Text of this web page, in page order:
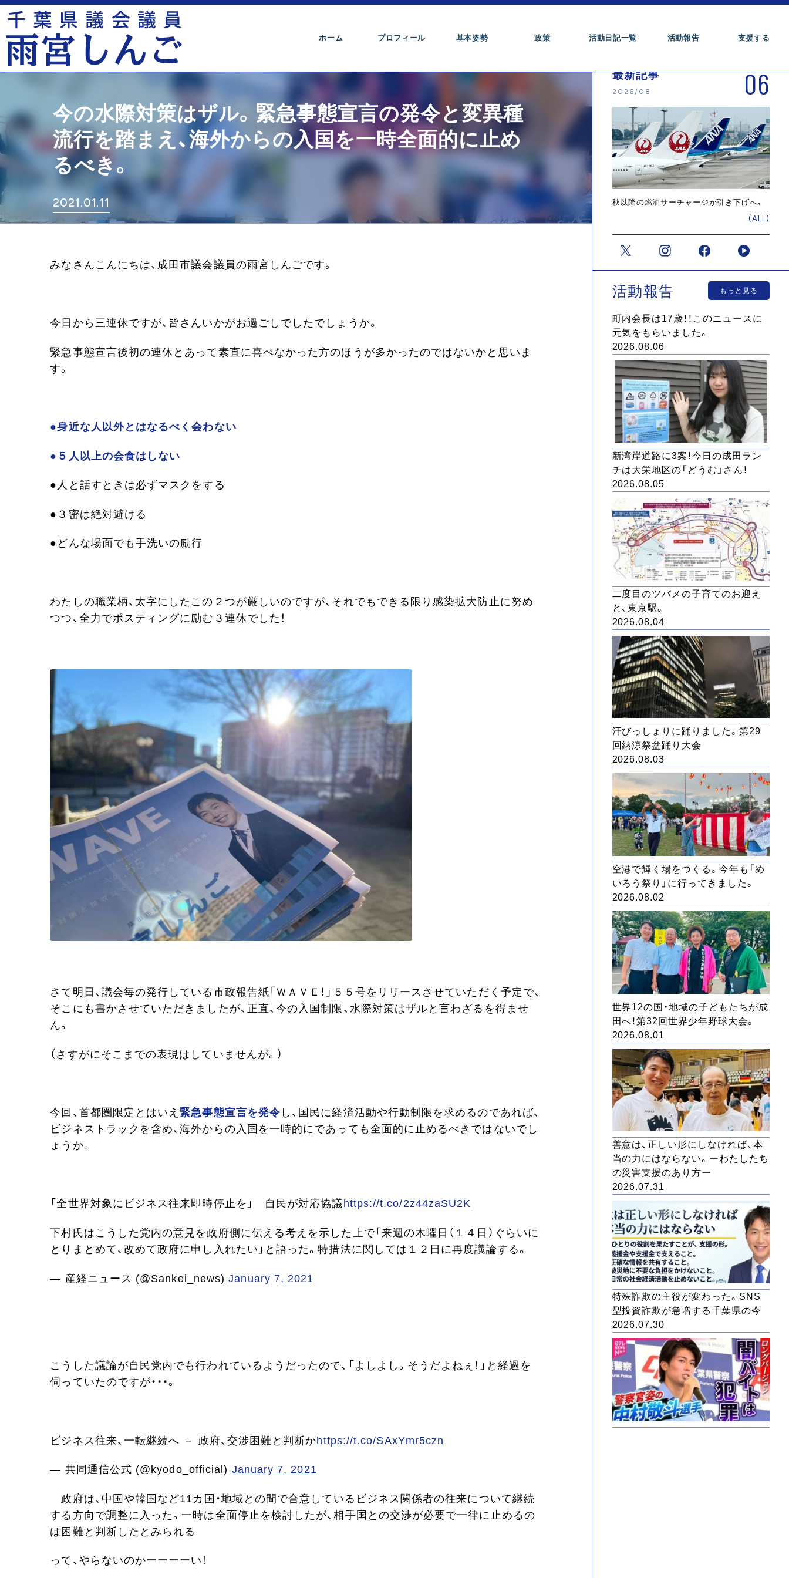
ホーム プロフィール 基本姿勢 政策 活動日記一覧 活動報告 支援する
今の水際対策はザル。緊急事態宣言の発令と変異種
流行を踏まえ、海外からの入国を一時全面的に止め
るべき。
2021.01.11
みなさんこんにちは、成田市議会議員の雨宮しんごです。
今日から三連休ですが、皆さんいかがお過ごしでしたでしょうか。
緊急事態宣言後初の連休とあって素直に喜べなかった方のほうが多かったのではないかと思いま
す。
●身近な人以外とはなるべく会わない
●５人以上の会食はしない
●人と話すときは必ずマスクをする
●３密は絶対避ける
●どんな場面でも手洗いの励行
わたしの職業柄、太字にしたこの２つが厳しいのですが、それでもできる限り感染拡大防止に努め
つつ、全力でポスティングに励む３連休でした！
さて明日、議会毎の発行している市政報告紙「ＷＡＶＥ！」５５号をリリースさせていただく予定で、
そこにも書かさせていただきましたが、正直、今の入国制限、水際対策はザルと言わざるを得ませ
ん。
（さすがにそこまでの表現はしていませんが。）
今回、首都圏限定とはいえ 緊急事態宣言を発令 し、国民に経済活動や行動制限を求めるのであれば、
ビジネストラックを含め、海外からの入国を一時的にであっても全面的に止めるべきではないでし
ょうか。
「全世界対象にビジネス往来即時停止を」 自民が対応協議 https://t.co/2z44zaSU2K
下村氏はこうした党内の意見を政府側に伝える考えを示した上で「来週の木曜日（１４日）ぐらいに
とりまとめて、改めて政府に申し入れたい」と語った。特措法に関しては１２日に再度議論する。
— 産経ニュース (@Sankei_news)January 7, 2021
こうした議論が自民党内でも行われているようだったので、「よしよし。そうだよねぇ！」と経過を
伺っていたのですが・・・。
ビジネス往来、一転継続へ － 政府、交渉困難と判断かhttps://t.co/SAxYmr5czn
— 共同通信公式 (@kyodo_official) January 7, 2021
政府は、中国や韓国など11カ国・地域との間で合意しているビジネス関係者の往来について継続
する方向で調整に入った。一時は全面停止を検討したが、相手国との交渉が必要で一律に止めるの
は困難と判断したとみられる
って、やらないのかーーーーい！
最新記事
2026/08 06
秋以降の燃油サーチャージが引き下げへ。
(ALL)
活動報告 もっと見る
町内会長は17歳！！このニュースに
元気をもらいました。
2026.08.06
新湾岸道路に3案！今日の成田ラン
チは大栄地区の「どうむ」さん！
2026.08.05
二度目のツバメの子育てのお迎え
と、東京駅。
2026.08.04
汗びっしょりに踊りました。第29
回納涼祭盆踊り大会
2026.08.03
空港で輝く場をつくる。今年も「め
いろう祭り」に行ってきました。
2026.08.02
世界12の国・地域の子どもたちが成
田へ！第32回世界少年野球大会。
2026.08.01
善意は、正しい形にしなければ、本
当の力にはならない。ーわたしたち
の災害支援のあり方ー
2026.07.31
特殊詐欺の主役が変わった。SNS
型投資詐欺が急増する千葉県の今
2026.07.30